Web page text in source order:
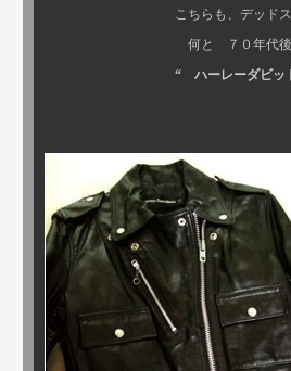
こちらも、デッドストック（
何と ７０年代後半～８０年
“ ハーレーダビッ